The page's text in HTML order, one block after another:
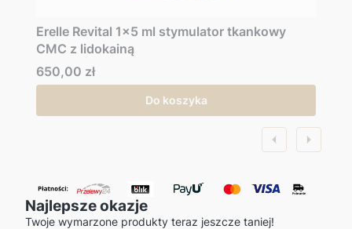
Erelle Revital 1x5 ml stymulator tkankowy
CMC z lidokainą
Cena
650,00 zł
Do koszyka
Najlepsze okazje
Twoje wymarzone produkty teraz jeszcze taniej!